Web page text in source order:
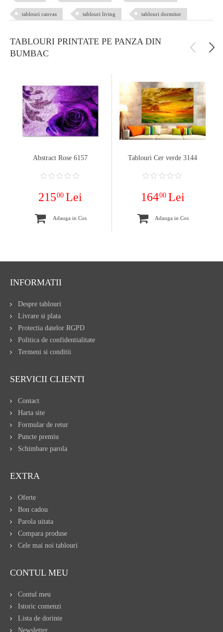
tablouri canvas tablouri living tablouri dormitor
TABLOURI PRINTATE PE PANZA DIN
BUMBAC
Abstract Rose 6157
21500Lei
Adauga in Cos
Tablouri Cer verde 3144
16400 Lei
Adauga in Cos
INFORMATII
Despre tablouri
Livrare si plata
Protectia datelor RGPD
Politica de confidentialitate
Termeni si conditii
SERVICII CLIENTI
Contact
Harta site
Formular de retur
Puncte premiu
Schimbare parola
EXTRA
Oferte
Bon cadou
Parola uitata
Compara produse
Cele mai noi tablouri
CONTUL MEU
Contul meu
Istoric comenzi
Lista de dorinte
Newsletter